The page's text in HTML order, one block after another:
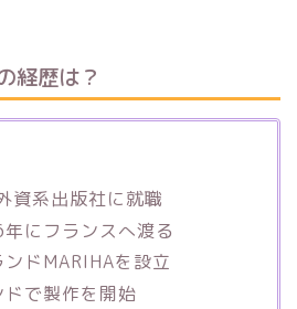
経歴は？
資系出版社に就職
にフランスへ渡る
ドMARIHAを設立
で製作を開始